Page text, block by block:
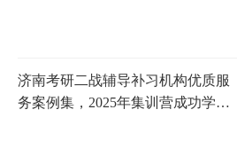
济南考研二战辅导补习机构优质服
务案例集，2025年集训营成功学员